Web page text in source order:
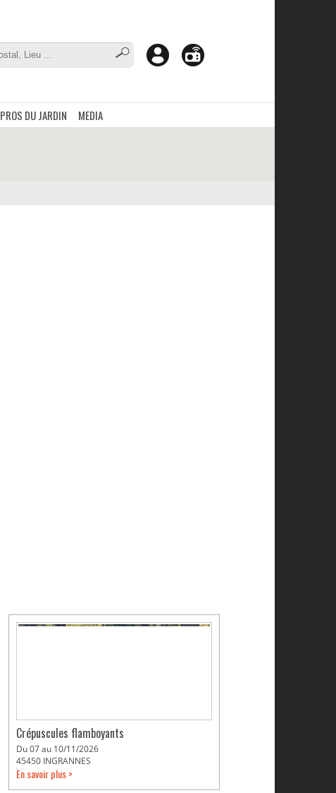
PROS DU JARDIN MEDIA
Crépuscules flamboyants
Du 07 au 10/11/2026
45450 INGRANNES
En savoir plus >